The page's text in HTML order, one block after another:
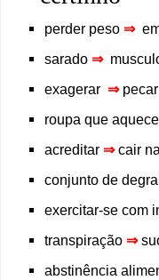
perder peso ⇒
sarado ⇒
exagerar ⇒pecar
roupa que aquece
acreditar ⇒cair
conjunto de
exercitar-se com
transpiração ⇒
abstinência